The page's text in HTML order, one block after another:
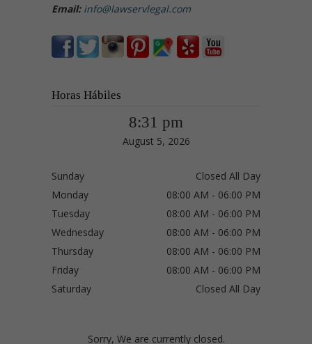
Email: info@lawservlegal.com
Horas Hábiles
8:31 pm
August 5, 2026
Sunday
Closed All Day
Monday
08:00 AM - 06:00 PM
Tuesday
08:00 AM - 06:00 PM
Wednesday
08:00 AM - 06:00 PM
Thursday
08:00 AM - 06:00 PM
Friday
08:00 AM - 06:00 PM
Saturday
Closed All Day
Sorry, We are currently closed.